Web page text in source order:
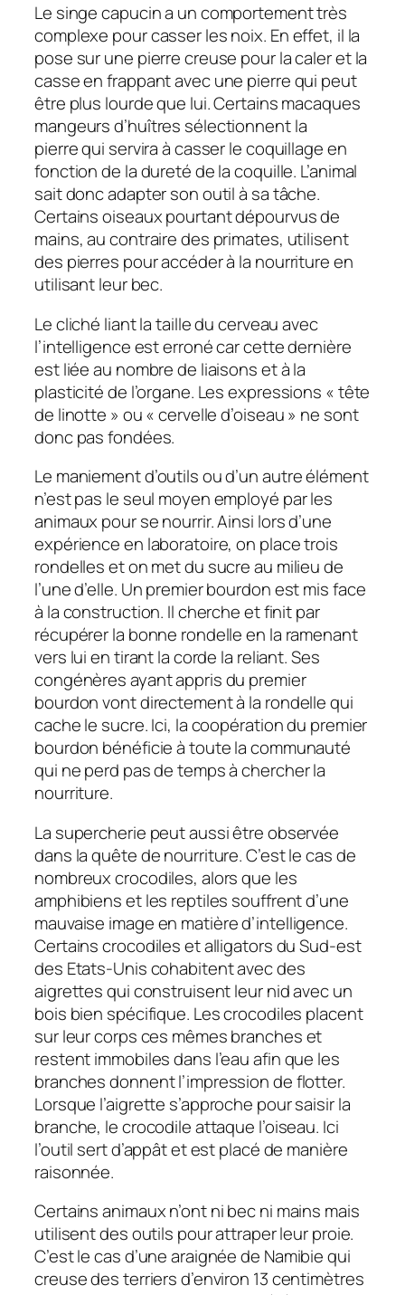
Le singe capucin a un comportement très
complexe pour casser les noix. En effet, il la
pose sur une pierre creuse pour la caler et la
casse en frappant avec une pierre qui peut
être plus lourde que lui. Certains macaques
mangeurs d’huîtres sélectionnent la
pierre qui servira à casser le coquillage en
fonction de la dureté de la coquille. L’animal
sait donc adapter son outil à sa tâche.
Certains oiseaux pourtant dépourvus de
mains, au contraire des primates, utilisent
des pierres pour accéder à la nourriture en
utilisant leur bec.
Le cliché liant la taille du cerveau avec
l’intelligence est erroné car cette dernière
est liée au nombre de liaisons et à la
plasticité de l’organe. Les expressions « tête
de linotte » ou « cervelle d’oiseau » ne sont
donc pas fondées.
Le maniement d’outils ou d’un autre élément
n’est pas le seul moyen employé par les
animaux pour se nourrir. Ainsi lors d’une
expérience en laboratoire, on place trois
rondelles et on met du sucre au milieu de
l’une d’elle. Un premier bourdon est mis face
à la construction. Il cherche et finit par
récupérer la bonne rondelle en la ramenant
vers lui en tirant la corde la reliant. Ses
congénères ayant appris du premier
bourdon vont directement à la rondelle qui
cache le sucre. Ici, la coopération du premier
bourdon bénéficie à toute la communauté
qui ne perd pas de temps à chercher la
nourriture.
La supercherie peut aussi être observée
dans la quête de nourriture. C’est le cas de
nombreux crocodiles, alors que les
amphibiens et les reptiles souffrent d’une
mauvaise image en matière d’intelligence.
Certains crocodiles et alligators du Sud-est
des Etats-Unis cohabitent avec des
aigrettes qui construisent leur nid avec un
bois bien spécifique. Les crocodiles placent
sur leur corps ces mêmes branches et
restent immobiles dans l’eau afin que les
branches donnent l’impression de flotter.
Lorsque l’aigrette s’approche pour saisir la
branche, le crocodile attaque l’oiseau. Ici
l’outil sert d’appât et est placé de manière
raisonnée.
Certains animaux n’ont ni bec ni mains mais
utilisent des outils pour attraper leur proie.
C’est le cas d’une araignée de Namibie qui
creuse des terriers d’environ 13 centimètres